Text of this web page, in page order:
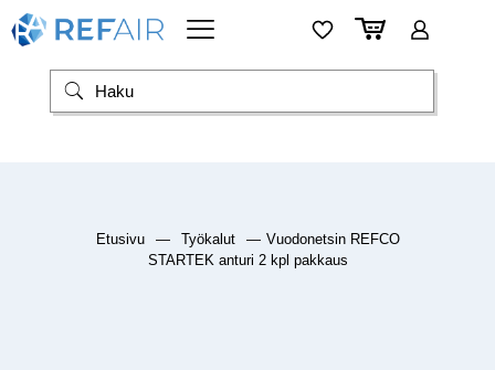
Etusivu — Työkalut — Vuodonetsin REFCO
STARTEK anturi 2 kpl pakkaus